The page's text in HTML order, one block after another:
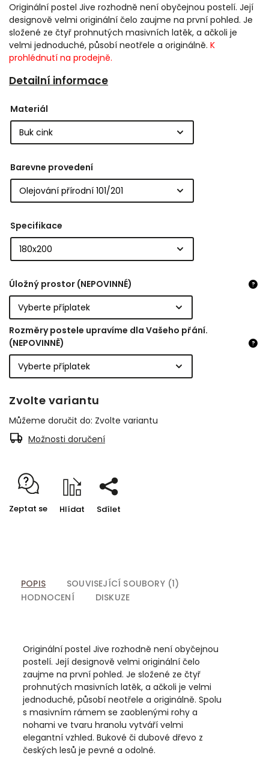
Originální postel Jive rozhodně není obyčejnou postelí. Její
designově velmi originální čelo zaujme na první pohled. Je
složené ze čtyř prohnutých masivních latěk, a ačkoli je
velmi jednoduché, působí neotřele a originálně. K
prohlédnutí na prodejně.
Detailní informace
Materiál
Barevne provedení
Specifikace
Úložný prostor (NEPOVINNÉ) ?
Rozměry postele upravíme dla Vašeho přání.
(NEPOVINNĚ)
?
Zvolte variantu
Můžeme doručit do: Zvolte variantu
Možnosti doručení
Zeptat se Hlídat Sdílet
POPIS
SOUVISEJÍCÍ SOUBORY (1)
HODNOCENÍ
DISKUZE
Originální postel Jive rozhodně není obyčejnou
postelí. Její designově velmi originální čelo
zaujme na první pohled. Je složené ze čtyř
prohnutých masivních latěk, a ačkoli je velmi
jednoduché, působí neotřele a originálně. Spolu
s masivním rámem se zaoblenými rohy a
nohami ve tvaru hranolu vytváří velmi
elegantní vzhled. Bukové či dubové dřevo z
českých lesů je pevné a odolné.